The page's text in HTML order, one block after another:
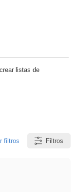
listas de
filtros Filtros